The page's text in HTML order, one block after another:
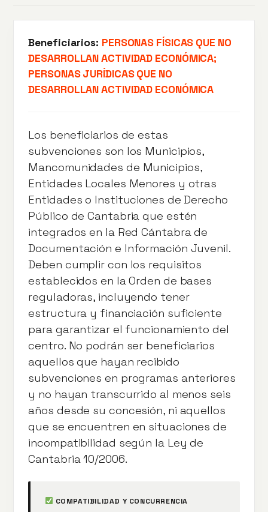
Beneficiarios: PERSONAS FÍSICAS QUE NO
DESARROLLAN ACTIVIDAD ECONÓMICA;
PERSONAS JURÍDICAS QUE NO
DESARROLLAN ACTIVIDAD ECONÓMICA
Los beneficiarios de estas
subvenciones son los Municipios,
Mancomunidades de Municipios,
Entidades Locales Menores y otras
Entidades o Instituciones de Derecho
Público de Cantabria que estén
integrados en la Red Cántabra de
Documentación e Información Juvenil.
Deben cumplir con los requisitos
establecidos en la Orden de bases
reguladoras, incluyendo tener
estructura y financiación suficiente
para garantizar el funcionamiento del
centro. No podrán ser beneficiarios
aquellos que hayan recibido
subvenciones en programas anteriores
y no hayan transcurrido al menos seis
años desde su concesión, ni aquellos
que se encuentren en situaciones de
incompatibilidad según la Ley de
Cantabria 10/2006.
COMPATIBILIDAD Y CONCURRENCIA